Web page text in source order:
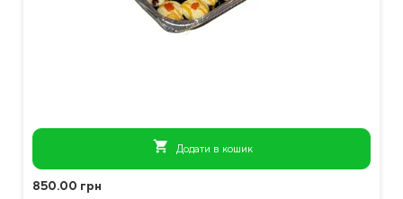
shopping_cart Додати в кошик
850.00 грн